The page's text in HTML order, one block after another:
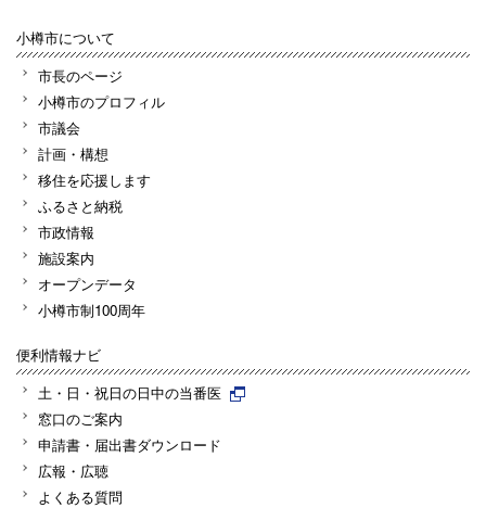
小樽市について
市長のページ
小樽市のプロフィル
市議会
計画・構想
移住を応援します
ふるさと納税
市政情報
施設案内
オープンデータ
小樽市制100周年
便利情報ナビ
土・日・祝日の日中の当番医
窓口のご案内
申請書・届出書ダウンロード
広報・広聴
よくある質問